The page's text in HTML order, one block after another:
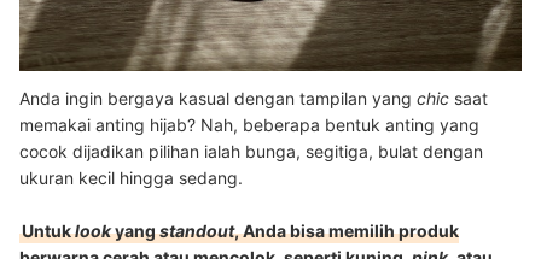
Anda ingin bergaya kasual dengan tampilan yang chic saat
memakai anting hijab? Nah, beberapa bentuk anting yang
cocok dijadikan pilihan ialah bunga, segitiga, bulat dengan
ukuran kecil hingga sedang.
Untuklookyangstandout, Anda bisa memilih produk